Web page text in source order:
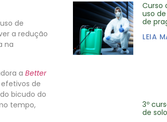
de
a redução
na
a Better
de
bicudo do
tempo,
Curso
uso
de
LEIA
3º
de